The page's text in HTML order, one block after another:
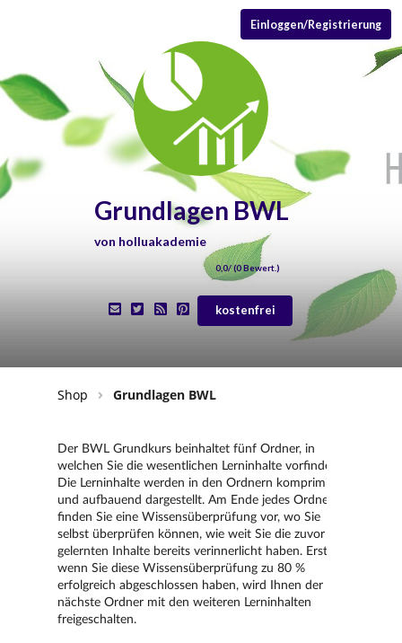
Einloggen/Registrierung
Grundlagen BWL
von holluakademie
0,0/ (0Bewert.)
kostenfrei
Shop Grundlagen BWL